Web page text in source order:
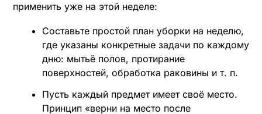
применить уже на этой неделе:
Составьте простой план уборки на неделю,
где указаны конкретные задачи по каждому
дню: мытьё полов, протирание
поверхностей, обработка раковины и т. п.
Пусть каждый предмет имеет своё место.
Принцип «верни на место после